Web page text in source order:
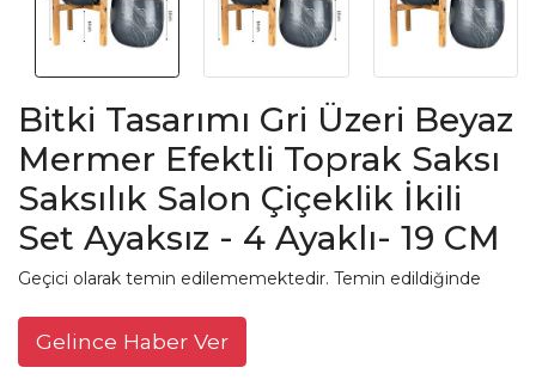
Bitki Tasarımı Gri Üzeri Beyaz
Mermer Efektli Toprak Saksı
Saksılık Salon Çiçeklik İkili
Set Ayaksız - 4 Ayaklı- 19 CM
Geçici olarak temin edilememektedir. Temin edildiğinde
Gelince Haber Ver